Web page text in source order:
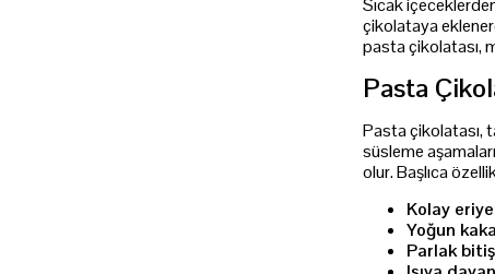
Sıcak
çikolataya
pasta çikolatası,
Pasta
Pasta çikolatası,
süsleme
olur. Başlıca
Kolay
Yoğun
Parlak